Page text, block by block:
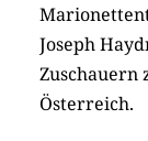
Joseph
Zuschauern
Österreich.